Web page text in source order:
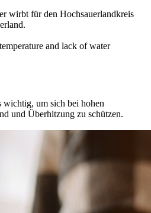
wirbt für den Hochsauerlandkreis
wichtig, um sich bei hohen
und Überhitzung zu schützen.